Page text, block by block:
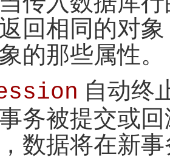
回相同的对
的那些属性。
自动终
务被提交或
数据将在新